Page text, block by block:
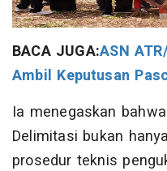
BACA JUGA:ASN
Ambil Keputusan
Ia menegaskan
Delimitasi bukan
prosedur teknis